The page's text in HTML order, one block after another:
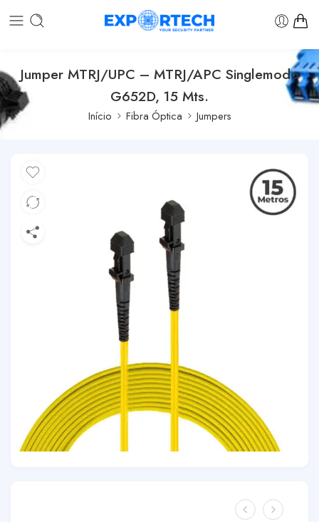
Jumper MTRJ/UPC – MTRJ/APC Singlemodo
G652D, 15 Mts.
Início Fibra Óptica Jumpers